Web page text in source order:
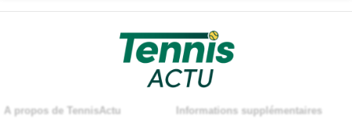
A propos de TennisActu
Informations supplémentaires